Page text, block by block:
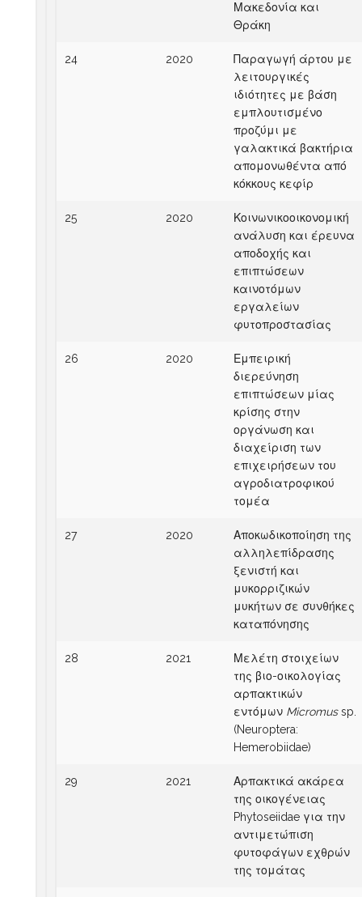
Μακεδονία και
Θράκη
24 2020
Παραγωγή άρτου με
λειτουργικές
ιδιότητες με βάση
εμπλουτισμένο
προζύμι με
γαλακτικά βακτήρια
απομονωθέντα από
κόκκους κεφίρ
25 2020
Κοινωνικοοικονομική
ανάλυση και έρευνα
αποδοχής και
επιπτώσεων
καινοτόμων
εργαλείων
φυτοπροστασίας
26 2020
Εμπειρική
διερεύνηση
επιπτώσεων μίας
κρίσης στην
οργάνωση και
διαχείριση των
επιχειρήσεων του
αγροδιατροφικού
τομέα
27 2020
Αποκωδικοποίηση της
αλληλεπίδρασης
ξενιστή και
μυκορριζικών
μυκήτων σε συνθήκες
καταπόνησης
28 2021
Μελέτη στοιχείων
της βιο-οικολογίας
αρπακτικών
εντόμων Micromussp.
(Neuroptera:
Hemerobiidae)
29 2021
Αρπακτικά ακάρεα
της οικογένειας
Phytoseiidae για την
αντιμετώπιση
φυτοφάγων εχθρών
της τομάτας